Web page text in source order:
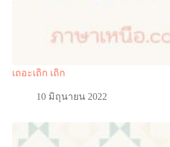
เถอะเถิก เถิก
10 มิถุนายน 2022